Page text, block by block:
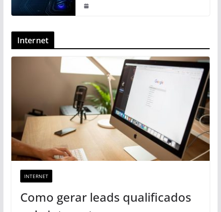
Internet
INTERNET
Como gerar leads qualificados